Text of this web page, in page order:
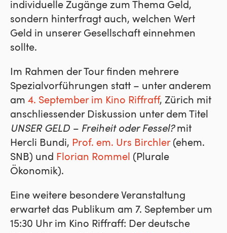
individuelle Zugänge zum Thema Geld,
sondern hinterfragt auch, welchen Wert
Geld in unserer Gesellschaft einnehmen
sollte.
Im Rahmen der Tour finden mehrere
Spezialvorführungen statt – unter anderem
am 4. September im Kino Riffraff, Zürich mit
anschliessender Diskussion unter dem Titel
UNSER GELD – Freiheit oder Fessel?mit
Hercli Bundi, Prof. em. Urs Birchler(ehem.
SNB) und Florian Rommel (Plurale
Ökonomik).
Eine weitere besondere Veranstaltung
erwartet das Publikum am 7. September um
15:30 Uhr im Kino Riffraff: Der deutsche